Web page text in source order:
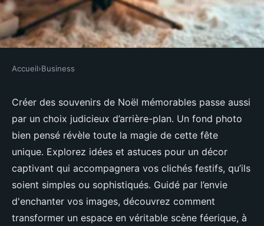
Idées de fonds photo pour des
souvenirs enchanteurs de noël
Joseph 10 octobre 2025 •6 min de lecture
Accueil›Business
Créer des souvenirs de Noël mémorables passe aussi
par un choix judicieux d’arrière-plan. Un fond photo
bien pensé révèle toute la magie de cette fête
unique. Explorez idées et astuces pour un décor
captivant qui accompagnera vos clichés festifs, qu’ils
soient simples ou sophistiqués. Guidé par l’envie
d'enchanter vos images, découvrez comment
transformer un espace en véritable scène féerique, à